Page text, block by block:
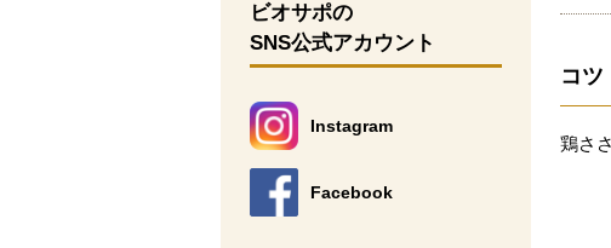
ビオサポの
SNS公式アカウント
Instagram
別のウィンドウで開きます。
Facebook
別のウィンドウで開きます。
コツ
鶏さ